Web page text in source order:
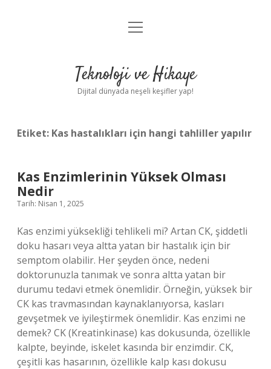
Anasayfa
Yasal Uyarı
menüyü
Teknoloji ve Hikaye
Dijital dünyada neşeli keşifler yap!
Etiket: Kas hastalıkları için hangi tahliller yapılır
Kas Enzimlerinin Yüksek Olması
Nedir
Tarih: Nisan 1, 2025
Kas enzimi yüksekliği tehlikeli mi? Artan CK, şiddetli
doku hasarı veya altta yatan bir hastalık için bir
semptom olabilir. Her şeyden önce, nedeni
doktorunuzla tanımak ve sonra altta yatan bir
durumu tedavi etmek önemlidir. Örneğin, yüksek bir
CK kas travmasından kaynaklanıyorsa, kasları
gevşetmek ve iyileştirmek önemlidir. Kas enzimi ne
demek? CK (Kreatinkinase) kas dokusunda, özellikle
kalpte, beyinde, iskelet kasında bir enzimdir. CK,
çeşitli kas hasarının, özellikle kalp kası dokusu